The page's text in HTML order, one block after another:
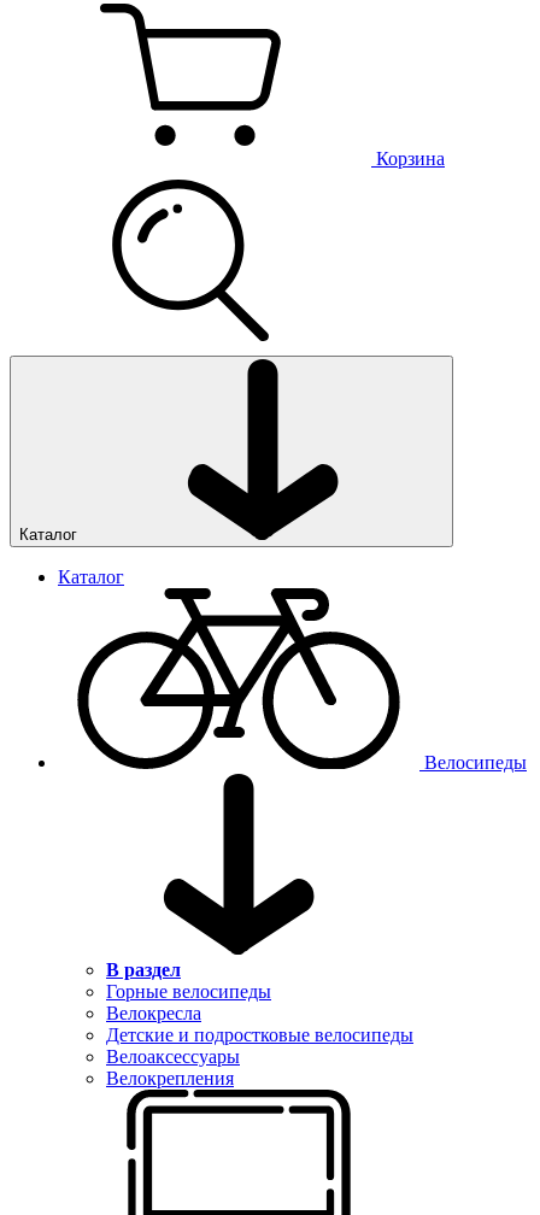
Корзина
Каталог
Каталог
Велосипеды
В раздел
Горные велосипеды
Велокресла
Детские и подростковые велосипеды
Велоаксессуары
Велокрепления